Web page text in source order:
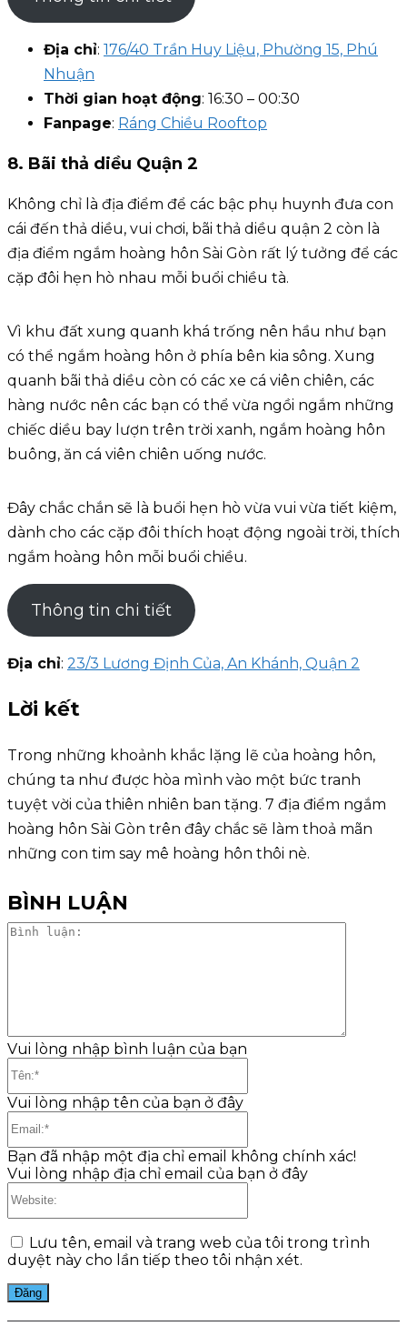
Địa chỉ: 176/40 Trần Huy Liệu, Phường 15, Phú
Nhuận
Thời gian hoạt động: 16:30 – 00:30
Fanpage: Ráng Chiều Rooftop
8. Bãi thả diều Quận 2
Không chỉ là địa điểm để các bậc phụ huynh đưa con
cái đến thả diều, vui chơi, bãi thả diều quận 2 còn là
địa điểm ngắm hoàng hôn Sài Gòn rất lý tưởng để các
cặp đôi hẹn hò nhau mỗi buổi chiều tà.
Vì khu đất xung quanh khá trống nên hầu như bạn
có thể ngắm hoàng hôn ở phía bên kia sông. Xung
quanh bãi thả diều còn có các xe cá viên chiên, các
hàng nước nên các bạn có thể vừa ngồi ngắm những
chiếc diều bay lượn trên trời xanh, ngắm hoàng hôn
buông, ăn cá viên chiên uống nước.
Đây chắc chắn sẽ là buổi hẹn hò vừa vui vừa tiết kiệm,
dành cho các cặp đôi thích hoạt động ngoài trời, thích
ngắm hoàng hôn mỗi buổi chiều.
Thông tin chi tiết
Địa chỉ: 23/3 Lương Định Của, An Khánh, Quận 2
Lời kết
Trong những khoảnh khắc lặng lẽ của hoàng hôn,
chúng ta như được hòa mình vào một bức tranh
tuyệt vời của thiên nhiên ban tặng. 7 địa điểm ngắm
hoàng hôn Sài Gòn trên đây chắc sẽ làm thoả mãn
những con tim say mê hoàng hôn thôi nè.
BÌNH LUẬN
Vui lòng nhập bình luận của bạn
Vui lòng nhập tên của bạn ở đây
Bạn đã nhập một địa chỉ email không chính xác!
Vui lòng nhập địa chỉ email của bạn ở đây
Lưu tên, email và trang web của tôi trong trình
duyệt này cho lần tiếp theo tôi nhận xét.